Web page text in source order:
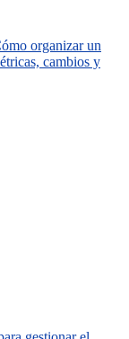
organizar un
cambios y